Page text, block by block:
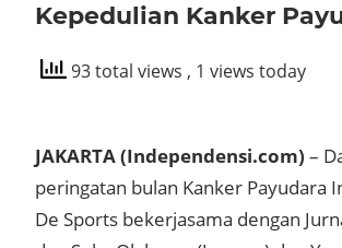
Kepedulian Kanker
93 total views , 1 views today
JAKARTA (Independensi.com) –
peringatan bulan Kanker Payudara
De Sports bekerjasama dengan